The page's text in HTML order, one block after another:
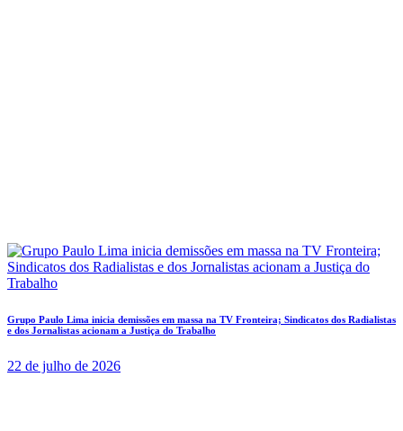
Grupo Paulo Lima inicia demissões em massa na TV Fronteira; Sindicatos dos Radialistas
e dos Jornalistas acionam a Justiça do Trabalho
22 de julho de 2026